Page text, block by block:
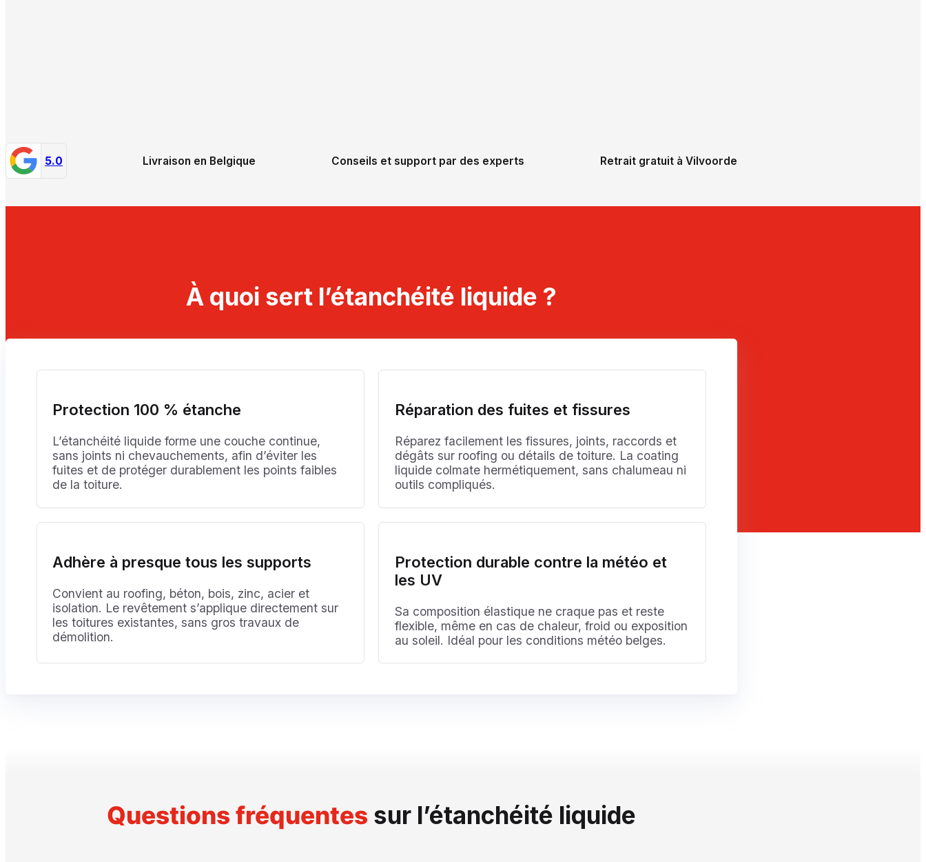
5.0 Livraison en Belgique Conseils et support par des experts Retrait gratuit à Vilvoorde
À quoi sert l’étanchéité liquide ?
Protection 100 % étanche
L’étanchéité liquide forme une couche continue,
sans joints ni chevauchements, afin d’éviter les
fuites et de protéger durablement les points faibles
de la toiture.
Réparation des fuites et fissures
Réparez facilement les fissures, joints, raccords et
dégâts sur roofing ou détails de toiture. La coating
liquide colmate hermétiquement, sans chalumeau ni
outils compliqués.
Adhère à presque tous les supports
Convient au roofing, béton, bois, zinc, acier et
isolation. Le revêtement s’applique directement sur
les toitures existantes, sans gros travaux de
démolition.
Protection durable contre la météo et
les UV
Sa composition élastique ne craque pas et reste
flexible, même en cas de chaleur, froid ou exposition
au soleil. Idéal pour les conditions météo belges.
Questions fréquentes sur l’étanchéité liquide